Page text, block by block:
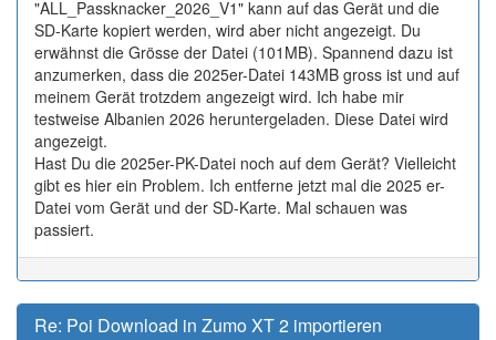
"ALL_Passknacker_2026_V1" kann auf das Gerät und die
SD-Karte kopiert werden, wird aber nicht angezeigt. Du
erwähnst die Grösse der Datei (101MB). Spannend dazu ist
anzumerken, dass die 2025er-Datei 143MB gross ist und auf
meinem Gerät trotzdem angezeigt wird. Ich habe mir
testweise Albanien 2026 heruntergeladen. Diese Datei wird
angezeigt.
Hast Du die 2025er-PK-Datei noch auf dem Gerät? Vielleicht
gibt es hier ein Problem. Ich entferne jetzt mal die 2025 er-
Datei vom Gerät und der SD-Karte. Mal schauen was
passiert.
Re: Poi Download in Zumo XT 2 importieren